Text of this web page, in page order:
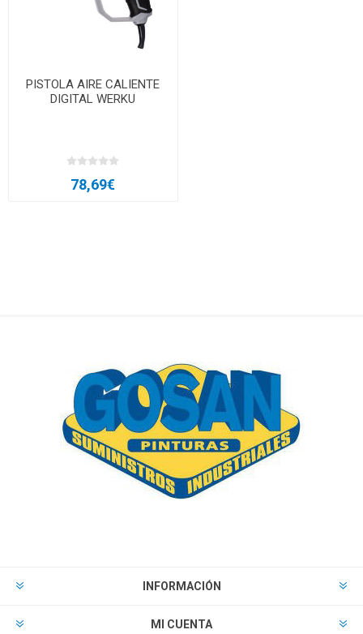
PISTOLA AIRE CALIENTE
DIGITAL WERKU
78,69€
INFORMACIÓN
MI CUENTA